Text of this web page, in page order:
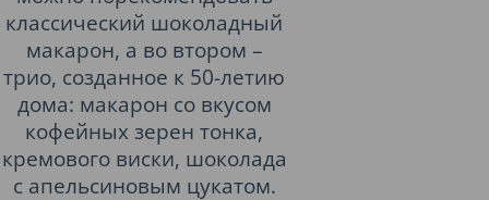
классический шоколадный
макарон, а во втором –
трио, созданное к 50-летию
дома: макарон со вкусом
кофейных зерен тонка,
кремового виски, шоколада
с апельсиновым цукатом.